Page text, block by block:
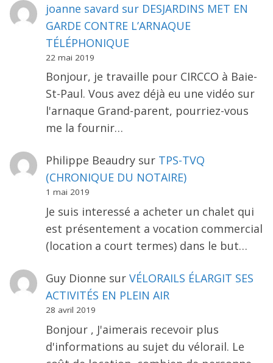
joanne savard sur DESJARDINS MET EN
GARDE CONTRE L’ARNAQUE
TÉLÉPHONIQUE
22 mai 2019
Bonjour, je travaille pour CIRCCO à Baie-
St-Paul. Vous avez déjà eu une vidéo sur
l'arnaque Grand-parent, pourriez-vous
me la fournir…
Philippe Beaudrysur TPS-TVQ
(CHRONIQUE DU NOTAIRE)
1 mai 2019
Je suis interessé a acheter un chalet qui
est présentement a vocation commercial
(location a court termes) dans le but…
Guy Dionne sur VÉLORAILS ÉLARGIT SES
ACTIVITÉS EN PLEIN AIR
28 avril 2019
Bonjour , J'aimerais recevoir plus
d'informations au sujet du vélorail. Le